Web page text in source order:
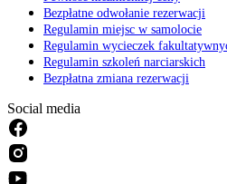
Bezpłatne odwołanie rezerwacji
Regulamin miejsc w samolocie
Regulamin wycieczek
Regulamin szkoleń narciarskich
Bezpłatna zmiana rezerwacji
Social media